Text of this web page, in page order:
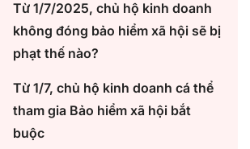
Từ 1/7/2025, chủ hộ kinh doanh
không đóng bảo hiểm xã hội sẽ bị
phạt thế nào?
Từ 1/7, chủ hộ kinh doanh cá thể
tham gia Bảo hiểm xã hội bắt
buộc